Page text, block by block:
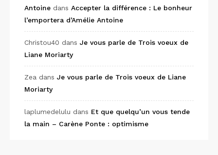
Antoine dans Accepter la différence : Le bonheur
l’emportera d’Amélie Antoine
Christou40 dans Je vous parle de Trois voeux de
Liane Moriarty
Zea dans Je vous parle de Trois voeux de Liane
Moriarty
laplumedelulu dans Et que quelqu’un vous tende
la main – Carène Ponte : optimisme